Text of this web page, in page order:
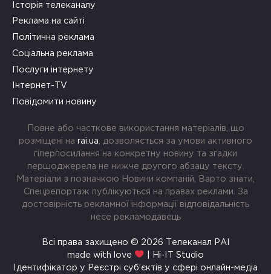
Історія телеканалу
Реклама на сайті
Політична реклама
Соціальна реклама
Послуги інтернету
Інтернет-TV
Повідомити новину
Повне або часткове використання матеріалів, що
розміщені на rai.ua , дозволяється за умови активного
гіперпосилання на конкретну новину та згадки
першоджерела не нижче другого абзацу тексту.
Матеріали з позначкою Новини компаній, Варто знати,
Спецрепортаж публікуються на правах реклами. За
достовірність рекламної інформації відповідальність
несе рекламодавець
Всі права захищено © 2026 Телеканал РАІ
made with love
| Hi-IT Studio
Ідентифікатор у Реєстрі суб’єктів у сфері онлайн-медіа